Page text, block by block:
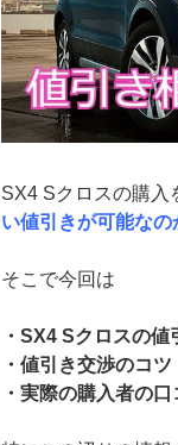
SX4 Sクロスの購入
い値引きが可能なの
そこで今回は
・SX4 Sクロスの
・値引き交渉のコツ
・実際の購入者の口